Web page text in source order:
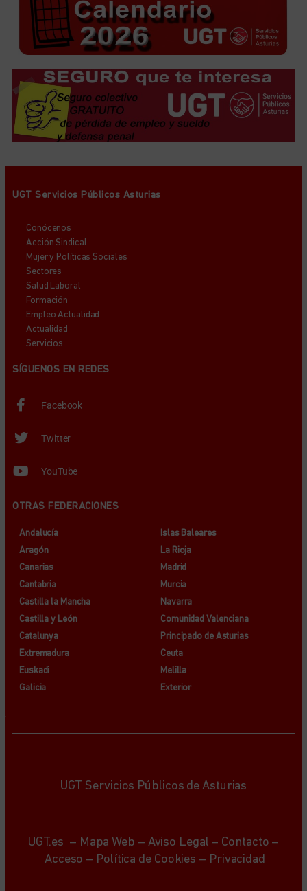
UGT Servicios Públicos Asturias
Conócenos
Acción Sindical
Mujer y Políticas Sociales
Sectores
Salud Laboral
Formación
Empleo Actualidad
Actualidad
Servicios
SÍGUENOS EN REDES
Facebook
Twitter
YouTube
OTRAS FEDERACIONES
Andalucía
Aragón
Canarias
Cantabria
Castilla la Mancha
Castilla y León
Catalunya
Extremadura
Euskadi
Galicia
Islas Baleares
La Rioja
Madrid
Murcia
Navarra
Comunidad Valenciana
Principado de Asturias
Ceuta
Melilla
Exterior
UGT Servicios Públicos de Asturias
UGT.es – Mapa Web – Aviso Legal – Contacto –
Acceso – Política de Cookies – Privacidad